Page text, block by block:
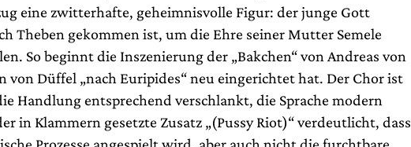
eine zwitterhafte, geheimnisvolle Figur: der junge Gott
Theben gekommen ist, um die Ehre seiner Mutter Semele
So beginnt die Inszenierung der „Bakchen“ von Andreas von
von Düffel „nach Euripides“ neu eingerichtet hat. Der Chor ist
Handlung entsprechend verschlankt, die Sprache modern
in Klammern gesetzte Zusatz „(Pussy Riot)“ verdeutlicht, dass